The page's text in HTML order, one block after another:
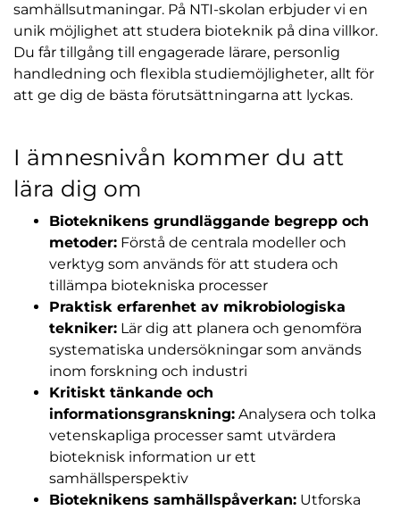
samhällsutmaningar. På NTI-skolan erbjuder vi en
unik möjlighet att studera bioteknik på dina villkor.
Du får tillgång till engagerade lärare, personlig
handledning och flexibla studiemöjligheter, allt för
att ge dig de bästa förutsättningarna att lyckas.
I ämnesnivån kommer du att
lära dig om
Bioteknikens grundläggande begrepp och
metoder: Förstå de centrala modeller och
verktyg som används för att studera och
tillämpa biotekniska processer
Praktisk erfarenhet av mikrobiologiska
tekniker: Lär dig att planera och genomföra
systematiska undersökningar som används
inom forskning och industri
Kritiskt tänkande och
informationsgranskning: Analysera och tolka
vetenskapliga processer samt utvärdera
bioteknisk information ur ett
samhällsperspektiv
Bioteknikens samhällspåverkan: Utforska